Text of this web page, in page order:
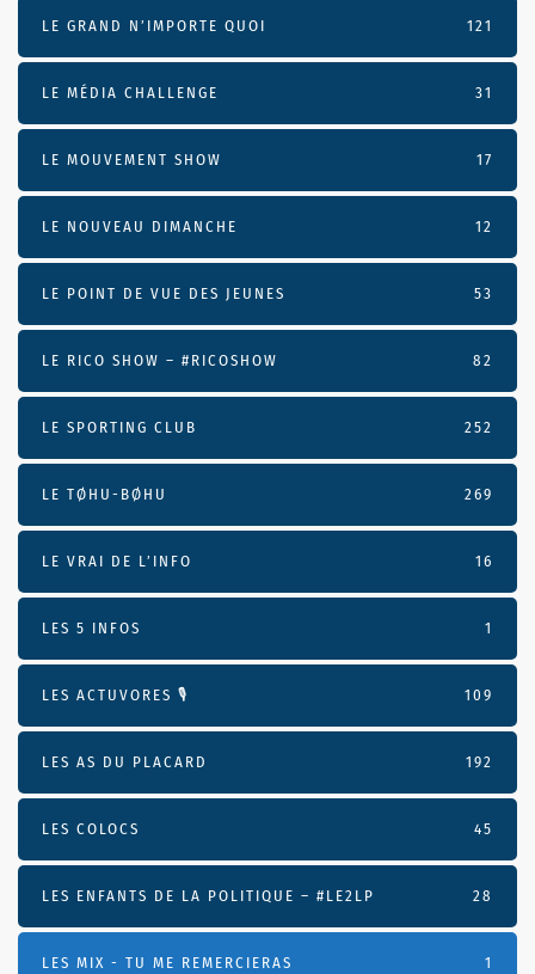
LE GRAND N’IMPORTE QUOI 121
LE MÉDIA CHALLENGE 31
LE MOUVEMENT SHOW 17
LE NOUVEAU DIMANCHE 12
LE POINT DE VUE DES JEUNES 53
LE RICO SHOW – #RICOSHOW 82
LE SPORTING CLUB 252
LE TØHU-BØHU 269
LE VRAI DE L’INFO 16
LES 5 INFOS 1
LES ACTUVORES 🎙 109
LES AS DU PLACARD 192
LES COLOCS 45
LES ENFANTS DE LA POLITIQUE – #LE2LP 28
LES MIX - TU ME REMERCIERAS 1